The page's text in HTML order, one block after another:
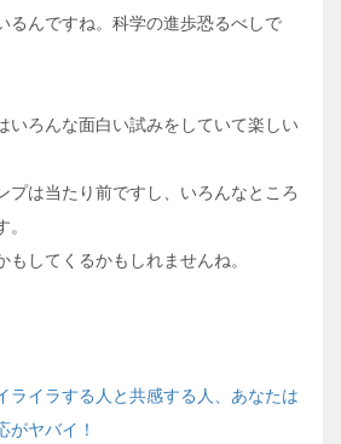
るんですね。科学の進歩恐るべしで
いろんな面白い試みをしていて楽しい
プは当たり前ですし、いろんなところ
もしてくるかもしれませんね。
ライラする人と共感する人、あなたは
がヤバイ！